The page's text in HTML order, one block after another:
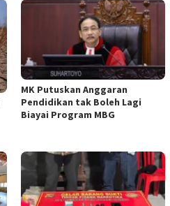
MK Putuskan Anggaran
Pendidikan tak Boleh Lagi
Biayai Program MBG